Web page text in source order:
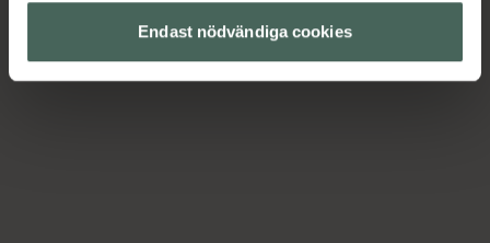
Endast nödvändiga cookies